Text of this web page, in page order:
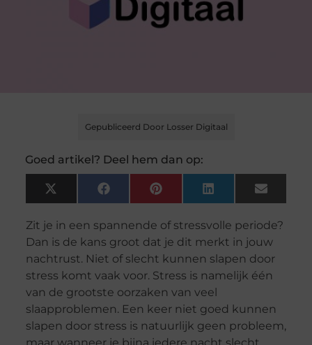
Gepubliceerd Door Losser Digitaal
Goed artikel? Deel hem dan op:
X
(Twitter)
FacebookPinterest LinkedIn Email
Zit je in een spannende of stressvolle periode?
Dan is de kans groot dat je dit merkt in jouw
nachtrust. Niet of slecht kunnen slapen door
stress komt vaak voor. Stress is namelijk één
van de grootste oorzaken van veel
slaapproblemen. Een keer niet goed kunnen
slapen door stress is natuurlijk geen probleem,